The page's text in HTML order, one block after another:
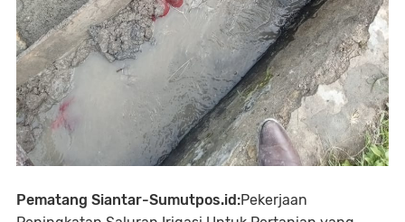
Pematang Siantar-Sumutpos.id:Pekerjaan